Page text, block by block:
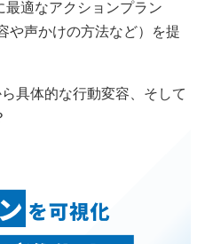
最適なアクションプラン
や声かけの方法など）を提
具体的な行動変容、そして